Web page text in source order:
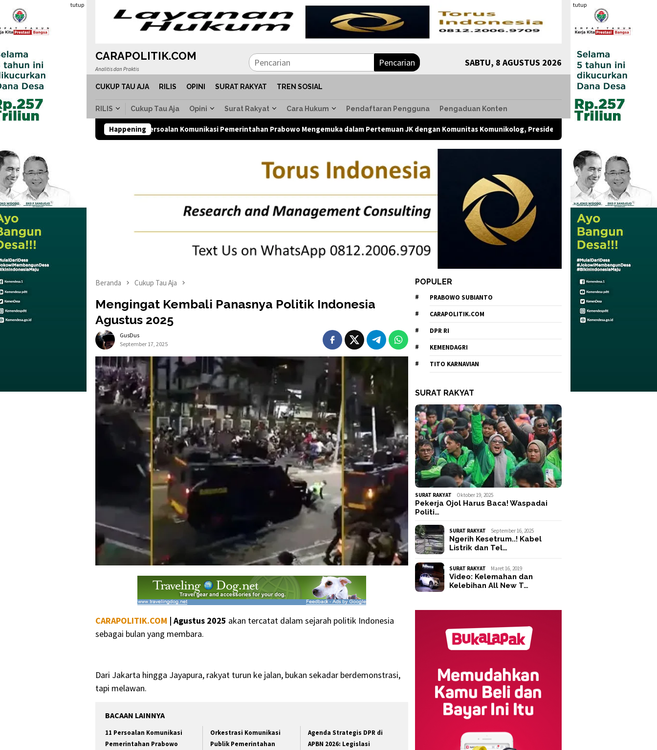
Loncat
konten
tutup tutup
CARAPOLITIK.COM
Analitis dan Praktis
Pencarian SABTU, 8 AGUSTUS 2026
CUKUP TAU AJA RILIS OPINI SURAT RAKYAT TREN SOSIAL
RILIS Cukup Tau Aja Opini Surat Rakyat Cara Hukum Pendaftaran Pengguna Pengaduan Konten
Happening
11 Persoalan Komunikasi Pemerintahan Prabowo Mengemuka dalam Pertemuan JK dengan Komunitas Komunikolog, Presiden Diharap Evaluasi
Beranda Cukup Tau Aja
Mengingat Kembali Panasnya Politik Indonesia
Agustus 2025
GusDus
September 17, 2025
CARAPOLITIK.COM | Agustus 2025 akan tercatat dalam sejarah politik Indonesia
sebagai bulan yang membara.
Dari Jakarta hingga Jayapura, rakyat turun ke jalan, bukan sekadar berdemonstrasi,
tapi melawan.
BACAAN LAINNYA
11 Persoalan Komunikasi
Pemerintahan Prabowo
Orkestrasi Komunikasi
Publik Pemerintahan
Agenda Strategis DPR di
APBN 2026: Legislasi
POPULER
PRABOWO SUBIANTO
CARAPOLITIK.COM
DPR RI
KEMENDAGRI
TITO KARNAVIAN
SURAT RAKYAT
SURAT RAKYAT Oktober 19, 2025
Pekerja Ojol Harus Baca! Waspadai
Politi…
SURAT RAKYAT September 16, 2025
Ngerih Kesetrum..! Kabel
Listrik dan Tel…
SURAT RAKYAT Maret 16, 2019
Video: Kelemahan dan
Kelebihan All New T…